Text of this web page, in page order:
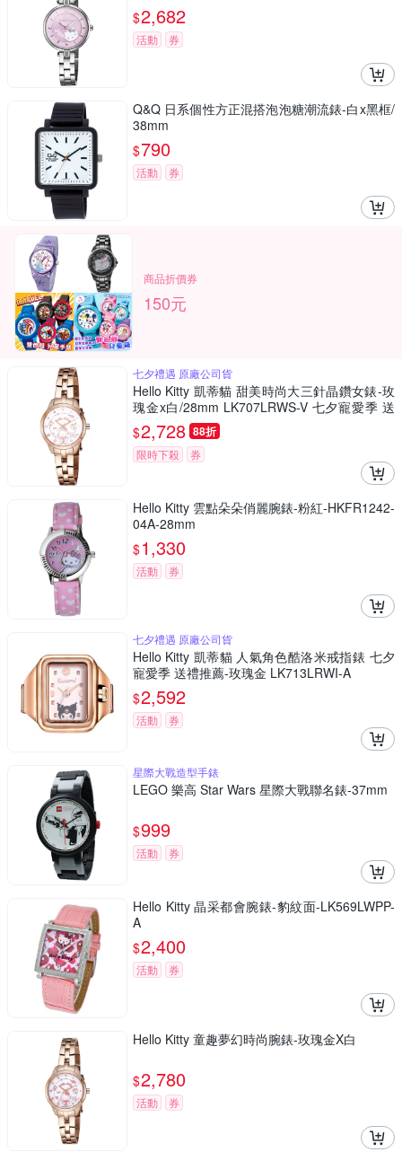
$2,682
活動 券
Q&Q 日系個性方正混搭泡泡糖潮流錶-白x黑框/
38mm
$790
活動 券
商品折價券
150元
七夕禮遇 原廠公司貨
Hello Kitty 凱蒂貓 甜美時尚大三針晶鑽女錶-玫
瑰金x白/28mm LK707LRWS-V 七夕寵愛季 送
禮推薦
$2,728 88折
限時下殺 券
Hello Kitty 雲點朵朵俏麗腕錶-粉紅-HKFR1242-
04A-28mm
$1,330
活動 券
七夕禮遇 原廠公司貨
Hello Kitty 凱蒂貓 人氣角色酷洛米戒指錶 七夕
寵愛季 送禮推薦-玫瑰金 LK713LRWI-A
$2,592
活動 券
星際大戰造型手錶
LEGO 樂高 Star Wars 星際大戰聯名錶-37mm
$999
活動 券
Hello Kitty 晶采都會腕錶-豹紋面-LK569LWPP-
A
$2,400
活動 券
Hello Kitty 童趣夢幻時尚腕錶-玫瑰金X白
$2,780
活動 券